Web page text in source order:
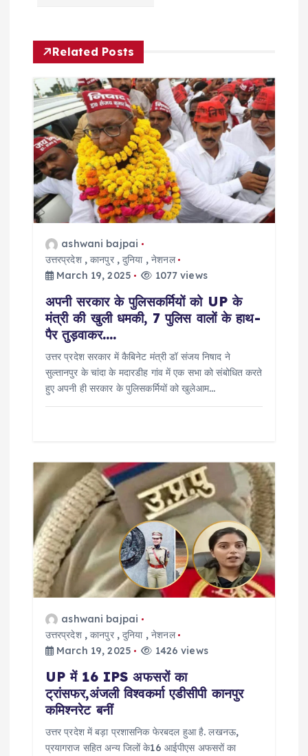
v
g
a
t
Related Posts
ashwani bajpai
उत्तरप्रदेश,कानपुर,दुनिया,नेशनल
March 19, 2025
1077 views
अपनी सरकार के पुलिसकर्मियों को UP के
मंत्री की खुली धमकी, 7 पुलिस वालों के हाथ-
पैर तुड़वाकर….
उत्तर प्रदेश सरकार में कैबिनेट मंत्री डॉ संजय निषाद ने
सुल्तानपुर के चांदा के मदारडीह गांव में एक सभा को संबोधित करते
हुए अपनी ही सरकार के पुलिसकर्मियों को खुलेआम…
ashwani bajpai
उत्तरप्रदेश,कानपुर,दुनिया,नेशनल
March 19, 2025
1426 views
UP में 16 IPS अफसरों का
ट्रांसफर,अंजली विश्वकर्मा एडीसीपी कानपुर
कमिश्नरेट बनीं
उत्तर प्रदेश में बड़ा प्रशासनिक फेरबदल हुआ है. लखनऊ,
प्रयागराज सहित अन्य जिलों के16 आईपीएस अफसरों का